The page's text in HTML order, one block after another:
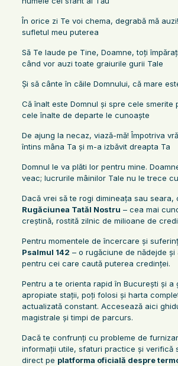
În orice zi Te voi chema, degrabă mă
sufletul meu puterea
Să Te laude pe Tine, Doamne, toţi
când vor auzi toate graiurile gurii Tale
Şi să cânte în căile Domnului, că mare
Că înalt este Domnul şi spre cele smerite
cele înalte de departe le cunoaşte
De ajung la necaz, viază-mă! Împotriva
întins mâna Ta şi m-a izbăvit dreapta Ta
Domnul le va plăti lor pentru mine.
veac; lucrurile mâinilor Tale nu le trece
Dacă vrei să te rogi dimineața sau seara,
Rugăciunea Tatăl Nostru – cea mai
creștină, rostită zilnic de milioane de
Pentru momentele de încercare și
Psalmul 142 – o rugăciune de nădejde și
pentru cei care caută puterea credinței.
Pentru a te orienta rapid în București și a
apropiate stații, poți folosi și harta
actualizată constant. Accesează aici
magistrale și timpi de parcurs.
Dacă te confrunți cu probleme de
informații utile, sfaturi practice și verifică
direct pe platforma oficială despre